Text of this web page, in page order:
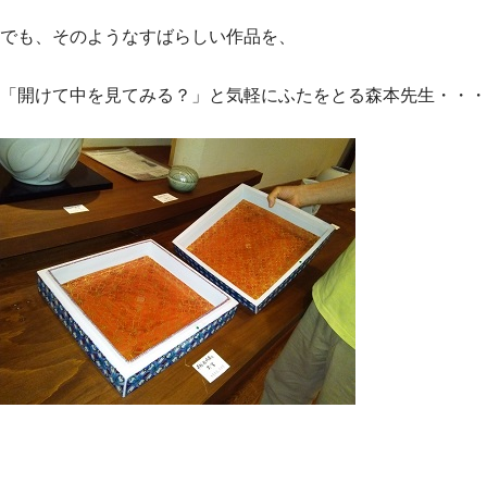
でも、そのようなすばらしい作品を、
「開けて中を見てみる？」と気軽にふたをとる森本先生・・・